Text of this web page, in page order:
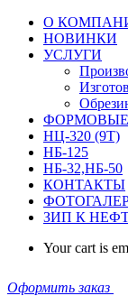
О
НОВИНКИ
УСЛУГИ
ФОРМОВЫЕ
НЦ-320 (9Т)
НБ-125
НБ-32,НБ-50
КОНТАКТЫ
ЗИП К
Your cart is
Оформить заказ